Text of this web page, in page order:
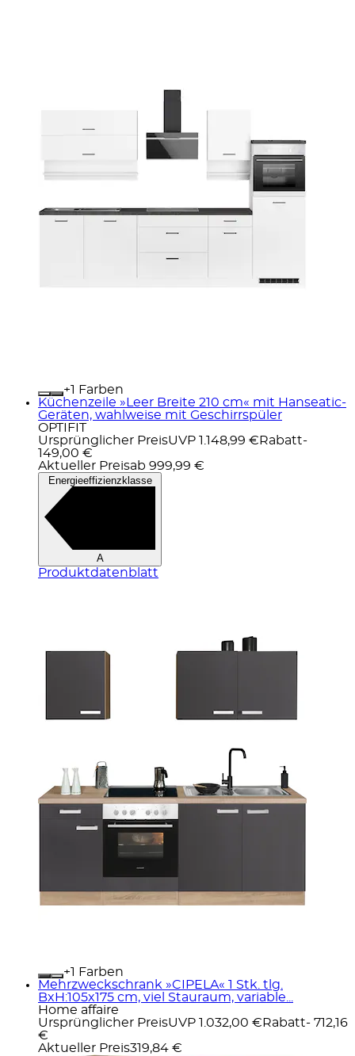
+
Farben
Küchenzeile »Leer Breite 210 cm« mit Hanseatic-
Geräten, wahlweise mit Geschirrspüler
OPTIFIT
Ursprünglicher PreisUVP 1.148,99 € Rabatt-
149,00 €
Aktueller Preisab 999,99 €
Energieeffizienzklasse
A
Produktdatenblatt
+
Farben
Mehrzweckschrank »CIPELA« 1 Stk. tlg.
BxH:105x175 cm, viel Stauraum, variable...
Home affaire
Ursprünglicher PreisUVP 1.032,00 € Rabatt- 712,16
€
Aktueller Preis319,84 €